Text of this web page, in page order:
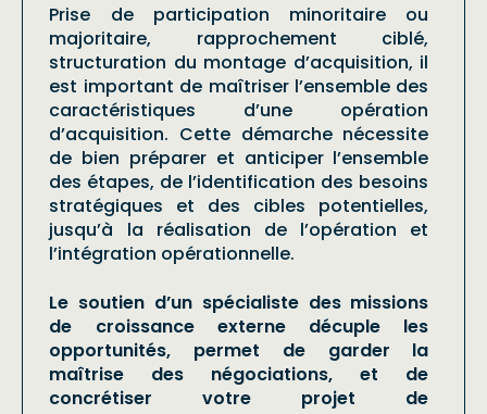
Prise de participation minoritaire ou
majoritaire, rapprochement ciblé,
structuration du montage d’acquisition, il
est important de maîtriser l’ensemble des
caractéristiques d’une opération
d’acquisition. Cette démarche nécessite
de bien préparer et anticiper l’ensemble
des étapes, de l’identification des besoins
stratégiques et des cibles potentielles,
jusqu’à la réalisation de l’opération et
l’intégration opérationnelle.
Le soutien d’un spécialiste des missions
de croissance externe décuple les
opportunités, permet de garder la
maîtrise des négociations, et de
concrétiser votre projet de